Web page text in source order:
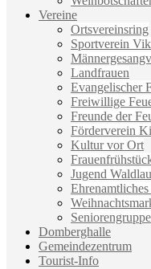
Vereine
Ortsvereinsring
Sportverein
Landfrauen
Evangelischer
Freiwillige
Freunde der
Förderverein
Kultur vor Ort
Jugend
Seniorengruppe
Domberghalle
Gemeindezentrum
Tourist-Info